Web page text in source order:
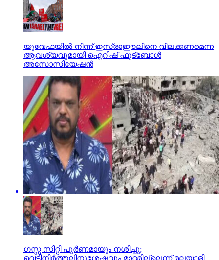
യുവേഫയില്‍ നിന്ന് ഇസ്രാഈലിനെ വിലക്കണമെന്ന
ആവശ്യവുമായി ഐറിഷ് ഫുട്‌ബോള്‍
അസോസിയേഷന്‍
ഗസ്സ സിറ്റി പൂര്‍ണമായും നശിച്ചു;
വെടിനിര്‍ത്തലിനുശേഷവും മാറ്റമില്ലെന്ന് മലയാളി